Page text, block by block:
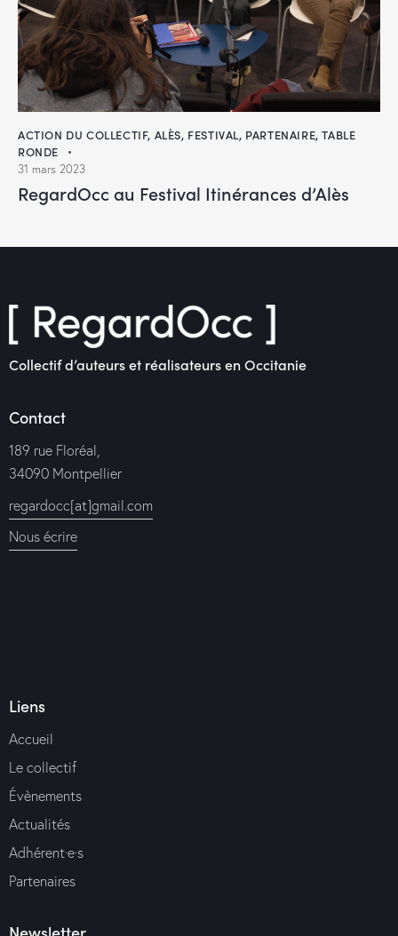
ACTION DU COLLECTIF, ALÈS, FESTIVAL, PARTENAIRE,TABLE
RONDE
31 mars 2023
RegardOcc au Festival Itinérances d’Alès
Collectif d’auteurs et réalisateurs en Occitanie
Contact
189 rue Floréal,
34090 Montpellier
regardocc[at]gmail.com
Nous écrire
Liens
Accueil
Le collectif
Évènements
Actualités
Adhérent·e·s
Partenaires